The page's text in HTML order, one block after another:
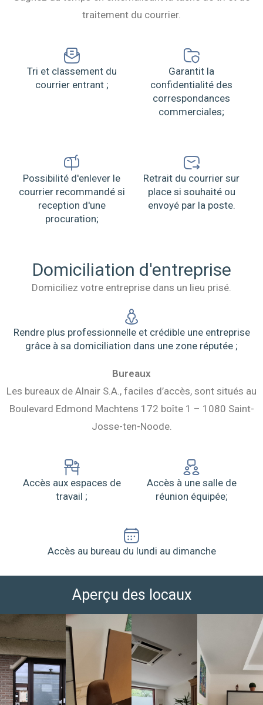
Domiciliation d'entreprise
Domiciliez votre entreprise dans un lieu prisé.
Rendre plus professionnelle et crédible une entreprise
grâce à sa domiciliation dans une zone réputée ;
Bureaux
Les bureaux de Alnair S.A., faciles d’accès, sont situés au
Boulevard Edmond Machtens 172 boîte 1 – 1080 Saint-
Josse-ten-Noode.
Accès aux espaces de
travail ;
Accès à une salle de
réunion équipée;
Accès au bureau du lundi au dimanche
traitement du courrier.
Tri et classement du
courrier entrant ;
Garantit la
confidentialité des
correspondances
commerciales;
Possibilité d'enlever le
courrier recommandé si
reception d'une
procuration;
Retrait du courrier sur
place si souhaité ou
envoyé par la poste.
Aperçu des locaux